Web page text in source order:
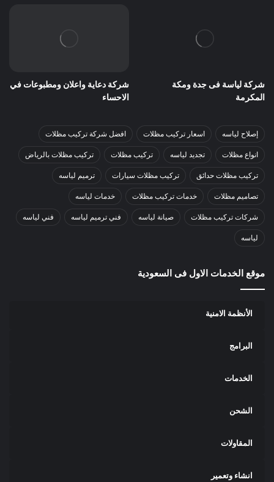
شركة لياسة فى جدة ومكة
المكرمة
شركة دعاية واعلان ومطبوعات في
الاحساء
إصلاح لياسه اسعار تركيب مظلات افضل شركة تركيب مظلات
انواع مظلات تجديد لياسه تركيب مظلات تركيب مظلات بالرياض
تركيب مظلات حدائق تركيب مظلات سيارات ترميم لياسه
تصاميم مظلات خدمات تركيب مظلات خدمات لياسه
شركات تركيب مظلات صيانة لياسه فني ترميم لياسه فني لياسه
لياسه
موقع الخدمات الاول فى السعودية
الأنظمة الامنية
البرامج
الخدمات
الشحن
المقاولات
انشاء وتعمير